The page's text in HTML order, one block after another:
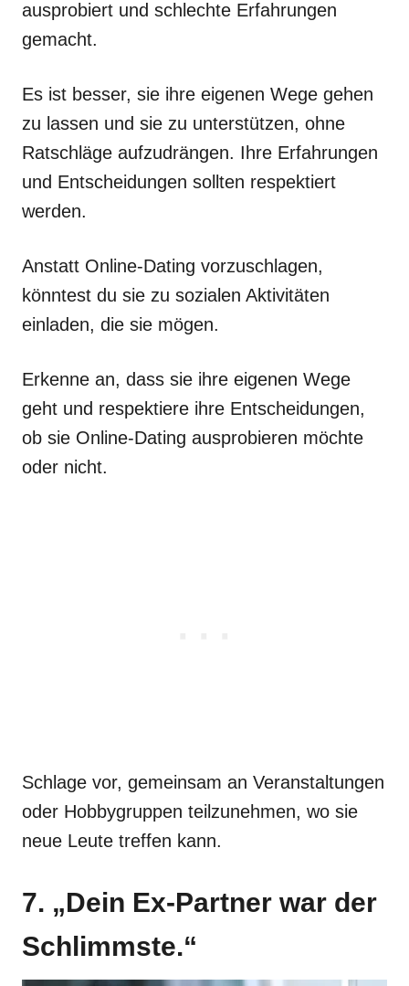
ausprobiert und schlechte Erfahrungen
gemacht.
Es ist besser, sie ihre eigenen Wege gehen
zu lassen und sie zu unterstützen, ohne
Ratschläge aufzudrängen. Ihre Erfahrungen
und Entscheidungen sollten respektiert
werden.
Anstatt Online-Dating vorzuschlagen,
könntest du sie zu sozialen Aktivitäten
einladen, die sie mögen.
Erkenne an, dass sie ihre eigenen Wege
geht und respektiere ihre Entscheidungen,
ob sie Online-Dating ausprobieren möchte
oder nicht.
Schlage vor, gemeinsam an Veranstaltungen
oder Hobbygruppen teilzunehmen, wo sie
neue Leute treffen kann.
7. „Dein Ex-Partner war der
Schlimmste.“